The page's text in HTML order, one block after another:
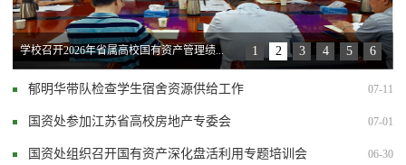
学校召开2026年省属高校国有资产管理绩... 1 2 3 4 5 6
郁明华带队检查学生宿舍资源供给工作 07-11
国资处参加江苏省高校房地产专委会 07-01
国资处组织召开国有资产深化盘活利用专题培训会 06-30